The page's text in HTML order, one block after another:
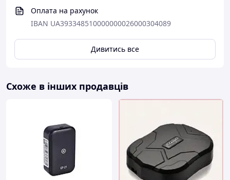
Оплата на рахунок
IBAN UA393348510000000026000304089
Дивитись все
Схоже в інших продавців